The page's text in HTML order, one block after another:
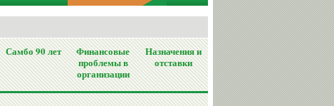
Самбо 90 лет
Финансовые
проблемы в
организации
Назначения и
отставки